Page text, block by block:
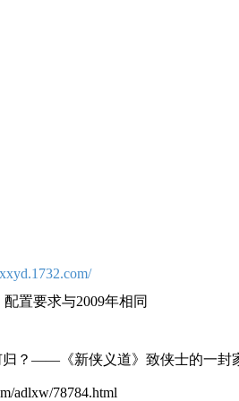
置要求与2009年相同
归？——《新侠义道》致侠士的一封
adlxw/78784.html